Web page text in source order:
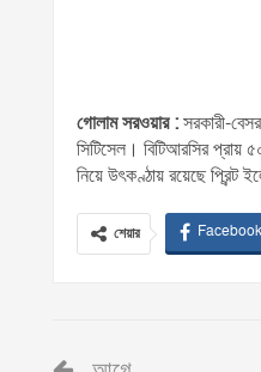
গোলাম সরওয়ার :সরকারী-
সিটিসেল। বিটিআরসির প্রায়
নিয়ে উৎকণ্ঠায় রয়েছে প্রিন্ট
শেয়ার Facebook